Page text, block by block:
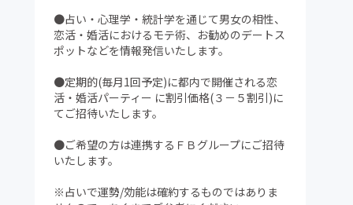
●占い・心理学・統計学を通じて男女の相性、
恋活・婚活におけるモテ術、お勧めのデートス
ポットなどを情報発信いたします。
●定期的(毎月1回予定)に都内で開催される恋
活・婚活パーティー に割引価格(３－５割引)に
てご招待いたします。
●ご希望の方は連携するＦＢグループにご招待
いたします。
※占いで運勢/効能は確約するものではありま